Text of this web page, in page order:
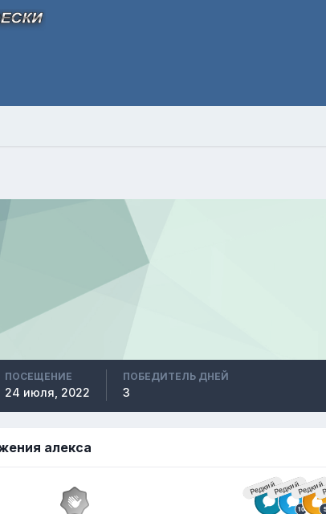
ПОСЕЩЕНИЕ
24 июля, 2022
ПОБЕДИТЕЛЬ ДНЕЙ
3
алекса
РедкийРедкийРедкий